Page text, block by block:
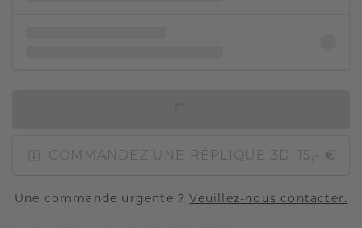
COMMANDEZ UNE RÉPLIQUE 3D 15,- €
Une commande urgente ?Veuillez-nous contacter.